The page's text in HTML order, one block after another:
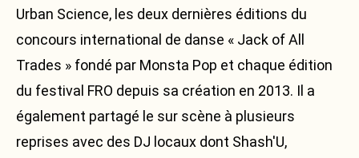
Urban Science, les deux dernières éditions du
concours international de danse « Jack of All
Trades » fondé par Monsta Pop et chaque édition
du festival FRO depuis sa création en 2013. Il a
également partagé le sur scène à plusieurs
reprises avec des DJ locaux dont Shash'U,